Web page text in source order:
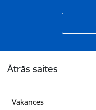
Ātrās saites
Vakances